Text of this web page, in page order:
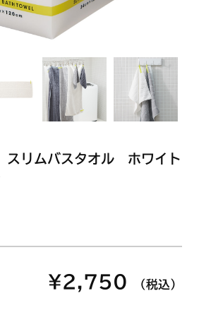
リムバスタオル ホワイト
¥2,750 （税込）